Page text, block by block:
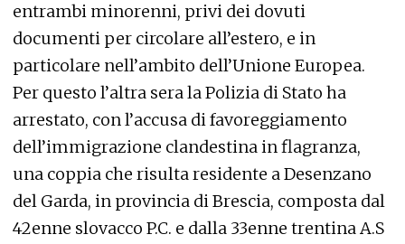
entrambi minorenni, privi dei dovuti
documenti per circolare all’estero, e in
particolare nell’ambito dell’Unione Europea.
Per questo l’altra sera la Polizia di Stato ha
arrestato, con l’accusa di favoreggiamento
dell’immigrazione clandestina in flagranza,
una coppia che risulta residente a Desenzano
del Garda, in provincia di Brescia, composta dal
42enne slovacco P.C. e dalla 33enne trentina A.S